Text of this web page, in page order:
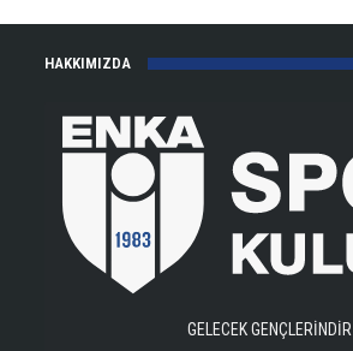
HAKKIMIZDA
GELECEK GENÇLERİNDİR